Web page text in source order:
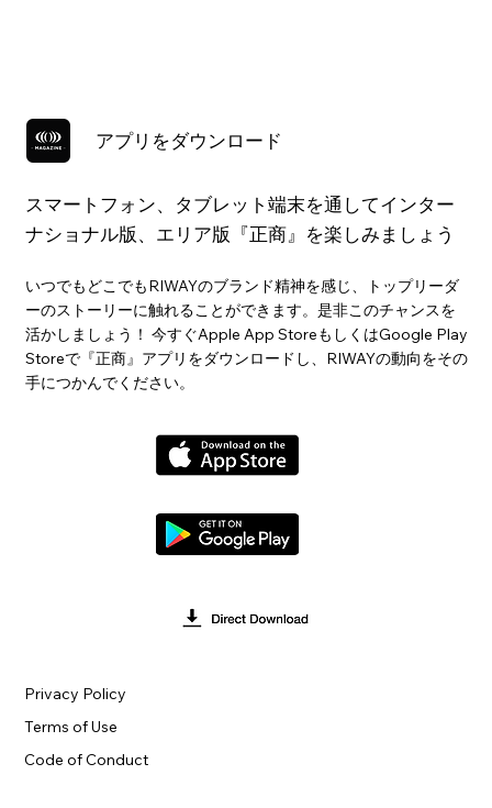
アプリをダウンロード
スマートフォン、タブレット端末を通してインター
ナショナル版、エリア版『正商』を楽しみましょう
いつでもどこでもRIWAYのブランド精神を感じ、トップリーダ
ーのストーリーに触れることができます。是非このチャンスを
活かしましょう！ 今すぐApple App StoreもしくはGoogle Play
Storeで『正商』アプリをダウンロードし、RIWAYの動向をその
手につかんでください。
Terms of Use
Privacy Policy
Code of Conduct